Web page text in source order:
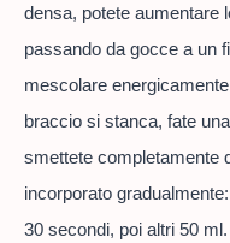
densa, potete aumentare
passando da gocce a un
mescolare
braccio si stanca, fate
smettete completamente
incorporato
30 secondi, poi altri 50